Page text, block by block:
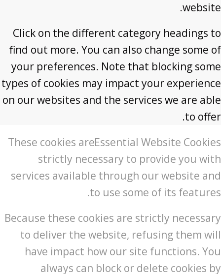
website.
Click on the different category headings to
find out more. You can also change some of
your preferences. Note that blocking some
types of cookies may impact your experience
on our websites and the services we are able
to offer.
Essential Website Cookies
These cookies are
strictly necessary to provide you with
services available through our website and
to use some of its features.
Because these cookies are strictly necessary
to deliver the website, refusing them will
have impact how our site functions. You
always can block or delete cookies by